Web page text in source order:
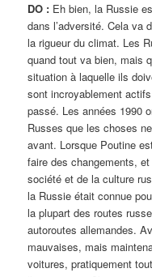
DO : Eh bien, la Russie
dans l’adversité. Cela va
la rigueur du climat. Les
quand tout va bien, mais
situation à laquelle ils
sont incroyablement
passé. Les années 1990
Russes que les choses
avant. Lorsque Poutine
faire des changements,
société et de la culture
la Russie était connue
la plupart des routes
autoroutes allemandes.
mauvaises, mais
voitures, pratiquement